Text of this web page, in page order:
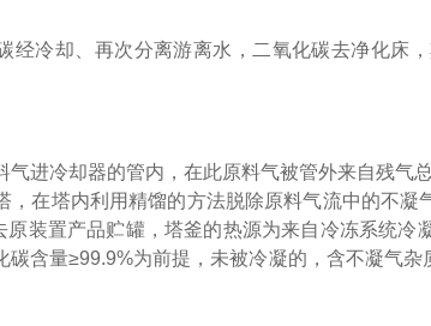
经冷却、再次分离游离水，二氧化碳去净化床
气进冷却器的管内，在此原料气被管外来自残气
，在塔内利用精馏的方法脱除原料气流中的不
装置产品贮罐，塔釜的热源为来自冷冻系统冷
碳含量≥99.9%为前提，未被冷凝的，含不凝气